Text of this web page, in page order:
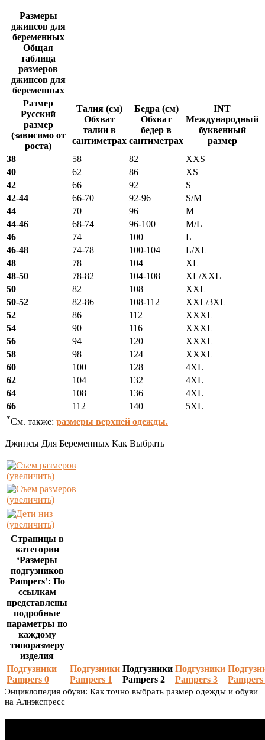
Размеры
джинсов для
беременных
Общая
таблица
размеров
джинсов для
беременных
Размер
Русский
размер
(зависимо от
роста)
Талия (см)
Обхват
талии в
сантиметрах
Бедра (см)
Обхват
бедер в
сантиметрах
INT
Международный
буквенный
размер
38
58 82
XXS
40
62 86
XS
42
66 92
S
42-44
66-70 92-96
S/M
44
70 96
M
44-46
68-74 96-100
M/L
46
74 100
L
46-48
74-78 100-104
L/XL
48
78 104
XL
48-50
78-82 104-108
XL/XXL
50
82 108
XXL
50-52
82-86 108-112
XXL/3XL
52
86 112
XXXL
54
90 116
XXXL
56
94 120
XXXL
58
98 124
XXXL
60
100 128
4XL
62
104 132
4XL
64
108 136
4XL
66
112 140 5XL
*См. также: размеры верхней одежды.
Джинсы Для Беременных Как Выбрать
(увеличить)
(увеличить)
(увеличить)
Страницы в
категории
‘Размеры
подгузников
Pampers’: По
ссылкам
представлены
подробные
параметры по
каждому
типоразмеру
изделия
Подгузники
Pampers 0
Подгузники
Pampers 1
Подгузники
Pampers 2
Подгузники
Pampers 3
Pampers
Энциклопедия обуви: Как точно выбрать размер одежды и обуви
на Алиэкспресс